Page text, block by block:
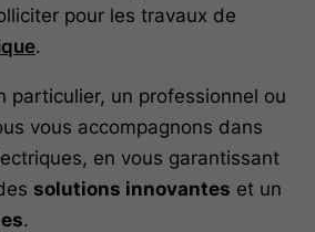
pour les travaux de
.
particulier, un professionnel ou
vous accompagnons dans
en vous garantissant
solutions innovantes et un
.